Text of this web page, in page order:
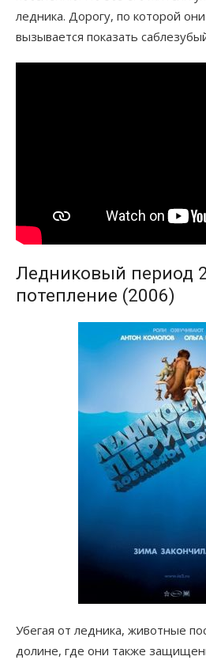
ледника. Дорогу, по которой
вызывается показать
Ледниковый период
потепление (2006)
Убегая от ледника, животные
долине, где они также